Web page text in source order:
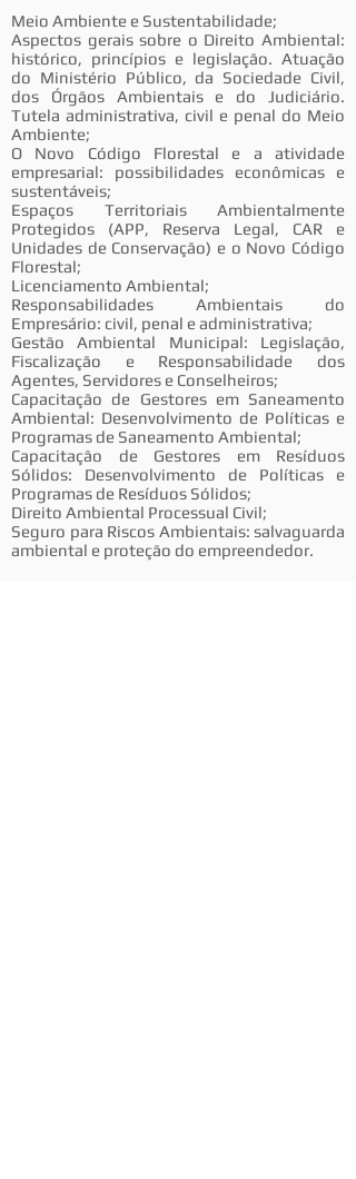
Meio Ambiente e Sustentabilidade;
Aspectos gerais sobre o Direito Ambiental:
histórico, princípios e legislação. Atuação
do Ministério Público, da Sociedade Civil,
dos Órgãos Ambientais e do Judiciário.
Tutela administrativa, civil e penal do Meio
Ambiente;
O Novo Código Florestal e a atividade
empresarial: possibilidades econômicas e
sustentáveis;
Espaços Territoriais Ambientalmente
Protegidos (APP, Reserva Legal, CAR e
Unidades de Conservação) e o Novo Código
Florestal;
Licenciamento Ambiental;
Responsabilidades Ambientais do
Empresário: civil, penal e administrativa;
Gestão Ambiental Municipal: Legislação,
Fiscalização e Responsabilidade dos
Agentes, Servidores e Conselheiros;
Capacitação de Gestores em Saneamento
Ambiental: Desenvolvimento de Políticas e
Programas de Saneamento Ambiental;
Capacitação de Gestores em Resíduos
Sólidos: Desenvolvimento de Políticas e
Programas de Resíduos Sólidos;
Direito Ambiental Processual Civil;
Seguro para Riscos Ambientais: salvaguarda
ambiental e proteção do empreendedor.